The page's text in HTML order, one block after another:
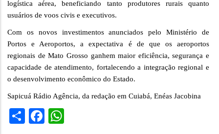
logística aérea, beneficiando tanto produtores rurais quanto
usuários de voos civis e executivos.
Com os novos investimentos anunciados pelo Ministério de
Portos e Aeroportos, a expectativa é de que os aeroportos
regionais de Mato Grosso ganhem maior eficiência, segurança e
capacidade de atendimento, fortalecendo a integração regional e
o desenvolvimento econômico do Estado.
Sapicuá Rádio Agência, da redação em Cuiabá, Enéas Jacobina
ShareFacebook